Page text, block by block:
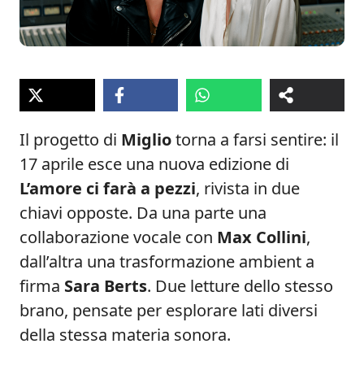
Il progetto di Migliotorna a farsi sentire: il
17 aprile esce una nuova edizione di
L’amore ci farà a pezzi, rivista in due
chiavi opposte. Da una parte una
collaborazione vocale con Max Collini,
dall’altra una trasformazione ambient a
firma Sara Berts. Due letture dello stesso
brano, pensate per esplorare lati diversi
della stessa materia sonora.